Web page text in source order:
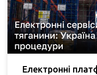
Електронні